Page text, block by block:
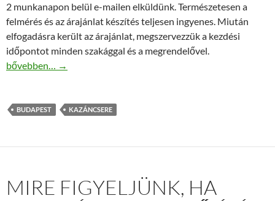
2 munkanapon belül e-mailen elküldünk. Természetesen a
felmérés és az árajánlat készítés teljesen ingyenes. Miután
elfogadásra került az árajánlat, megszervezzük a kezdési
időpontot minden szakággal és a megrendelővel.
Egyszerűsített kazáncsere Budapesten és Pest megye területén
bővebben… →
BUDAPEST KAZÁNCSERE
MIRE FIGYELJÜNK, HA